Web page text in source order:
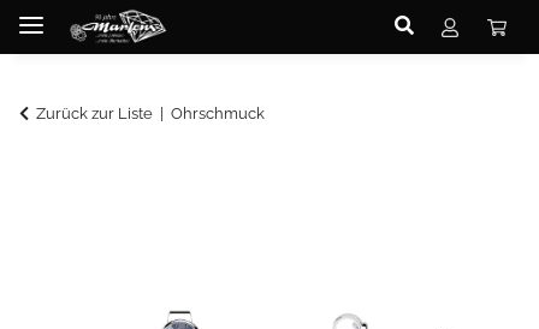
Zurück zur Liste Ohrschmuck